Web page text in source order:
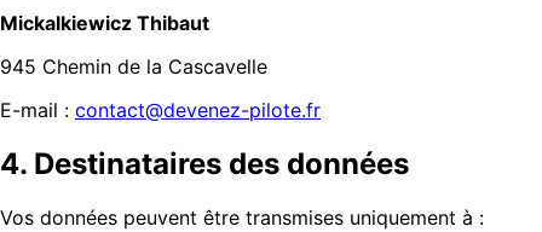
Mickalkiewicz Thibaut
945 Chemin de la Cascavelle
E-mail : contact@devenez-pilote.fr
4. Destinataires des données
Vos données peuvent être transmises uniquement à :